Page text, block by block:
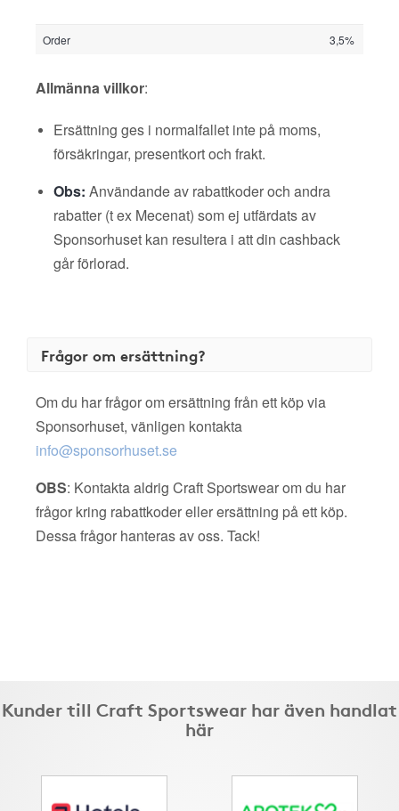
Order 3,5%
Allmänna villkor:
Ersättning ges i normalfallet inte på moms,
försäkringar, presentkort och frakt.
Obs: Användande av rabattkoder och andra
rabatter (t ex Mecenat) som ej utfärdats av
Sponsorhuset kan resultera i att din cashback
går förlorad.
Frågor om ersättning?
Om du har frågor om ersättning från ett köp via
Sponsorhuset, vänligen kontakta
info@sponsorhuset.se
OBS: Kontakta aldrig Craft Sportswear om du har
frågor kring rabattkoder eller ersättning på ett köp.
Dessa frågor hanteras av oss. Tack!
Kunder till Craft Sportswear har även handlat
här